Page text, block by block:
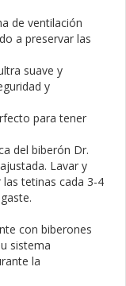
de ventilación
a preservar las
suave y
y
para tener
del biberón Dr.
Lavar y
tetinas cada 3-4
con biberones
sistema
la